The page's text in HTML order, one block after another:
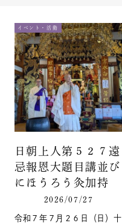
イベント・活動
日朝上人第５２７遠
忌報恩大題目講並び
にほうろう灸加持
2026/07/27
令和７年７月２６日（日）十